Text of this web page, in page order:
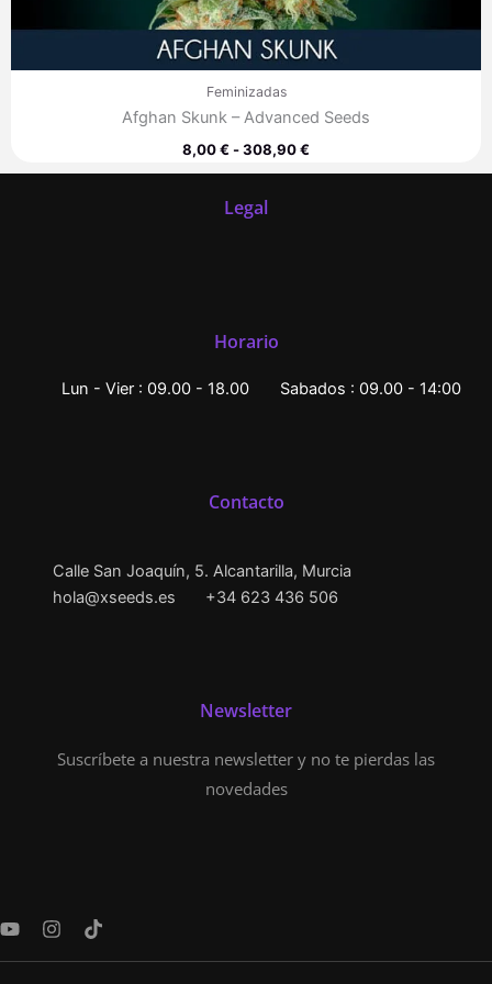
Feminizadas
Afghan Skunk – Advanced Seeds
8,00€-308,90€
Legal
Horario
Lun - Vier : 09.00 - 18.00 Sabados : 09.00 - 14:00
Contacto
Calle San Joaquín, 5. Alcantarilla, Murcia
hola@xseeds.es
+34 623 436 506
Newsletter
Suscríbete a nuestra newsletter y no te pierdas las
novedades
Y
u
I
s
T
k